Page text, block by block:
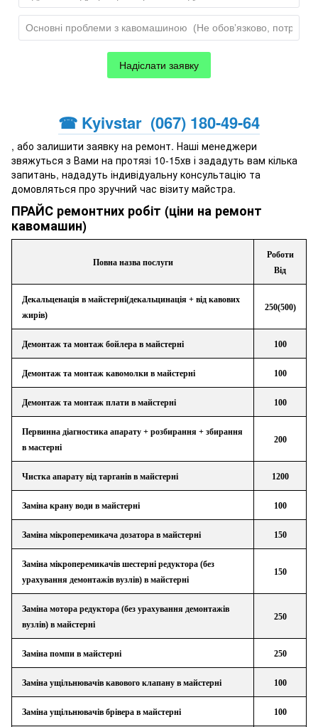
☎ Kyivstar (067) 180-49-64
, або залишити заявку на ремонт. Наші менеджери
звяжуться з Вами на протязі 10-15хв і зададуть вам кілька
запитань, нададуть індивідуальну консультацію та
домовляться про зручний час візиту майстра.
ПРАЙС ремонтних робіт (ціни на ремонт
кавомашин)
Повна назва послуги
Роботи
Від
Декальценація в майстерні(декальцинація + від кавових
жирів)
250(500)
Демонтаж та монтаж бойлера в майстерні 100
Демонтаж та монтаж кавомолки в майстерні 100
Демонтаж та монтаж плати в майстерні 100
Первинна діагностика апарату + розбирання + збирання
в мастерні
200
Чистка апарату від тарганів в майстерні 1200
Заміна крану води в майстерні 100
Заміна мікроперемикача дозатора в майстерні 150
Заміна мікроперемикачів шестерні редуктора (без
урахування демонтажів вузлів) в майстерні
150
Заміна мотора редуктора (без урахування демонтажів
вузлів) в майстерні
250
Заміна помпи в майстерні 250
Заміна ущільнювачів кавового клапану в майстерні 100
Заміна ущільнювачів брівера в майстерні 100